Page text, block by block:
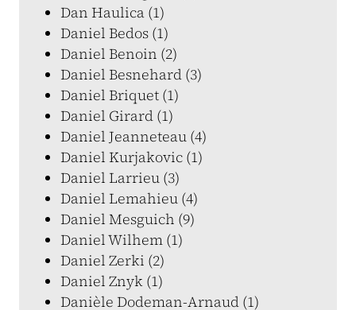
Dan Haulica (1)
Daniel Bedos (1)
Daniel Benoin (2)
Daniel Besnehard (3)
Daniel Briquet (1)
Daniel Girard (1)
Daniel Jeanneteau (4)
Daniel Kurjakovic (1)
Daniel Larrieu (3)
Daniel Lemahieu (4)
Daniel Mesguich (9)
Daniel Wilhem (1)
Daniel Zerki (2)
Daniel Znyk (1)
Danièle Dodeman-Arnaud (1)